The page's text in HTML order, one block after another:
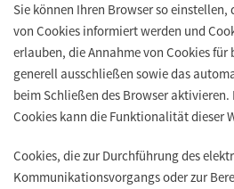
Sie können Ihren Browser so einstellen,
von Cookies informiert werden und
erlauben, die Annahme von Cookies für
generell ausschließen sowie das
beim Schließen des Browser
Cookies kann die Funktionalität dieser
Cookies, die zur Durchführung des
Kommunikationsvorgangs oder zur